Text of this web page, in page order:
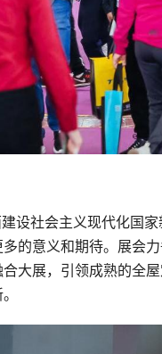
设社会主义现代化国
的意义和期待。展会
大展，引领成熟的全